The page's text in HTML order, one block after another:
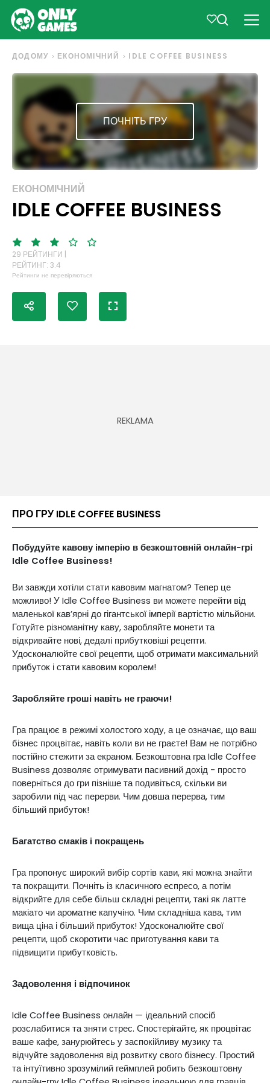
ДОДОМУ ЕКОНОМІЧНИЙ IDLE COFFEE BUSINESS
ПОЧНІТЬ ГРУ
ЕКОНОМІЧНИЙ
IDLE COFFEE BUSINESS
29 РЕЙТИНГИ |
РЕЙТИНГ: 3.4
Рейтинги не перевіряються
ПРО ГРУ IDLE COFFEE BUSINESS
Побудуйте кавову імперію в безкоштовній онлайн-грі
Idle Coffee Business!
Ви завжди хотіли стати кавовим магнатом? Тепер це
можливо! У Idle Coffee Business ви можете перейти від
маленької кав’ярні до гігантської імперії вартістю мільйони.
Готуйте різноманітну каву, заробляйте монети та
відкривайте нові, дедалі прибутковіші рецепти.
Удосконалюйте свої рецепти, щоб отримати максимальний
прибуток і стати кавовим королем!
Заробляйте гроші навіть не граючи!
Гра працює в режимі холостого ходу, а це означає, що ваш
бізнес процвітає, навіть коли ви не граєте! Вам не потрібно
постійно стежити за екраном. Безкоштовна гра Idle Coffee
Business дозволяє отримувати пасивний дохід - просто
поверніться до гри пізніше та подивіться, скільки ви
заробили під час перерви. Чим довша перерва, тим
більший прибуток!
Багатство смаків і покращень
Гра пропонує широкий вибір сортів кави, які можна знайти
та покращити. Почніть із класичного еспресо, а потім
відкрийте для себе більш складні рецепти, такі як латте
макіато чи ароматне капучіно. Чим складніша кава, тим
вища ціна і більший прибуток! Удосконалюйте свої
рецепти, щоб скоротити час приготування кави та
підвищити прибутковість.
Задоволення і відпочинок
Idle Coffee Business онлайн — ідеальний спосіб
розслабитися та зняти стрес. Спостерігайте, як процвітає
ваше кафе, занурюйтесь у заспокійливу музику та
відчуйте задоволення від розвитку свого бізнесу. Простий
та інтуїтивно зрозумілий геймплей робить безкоштовну